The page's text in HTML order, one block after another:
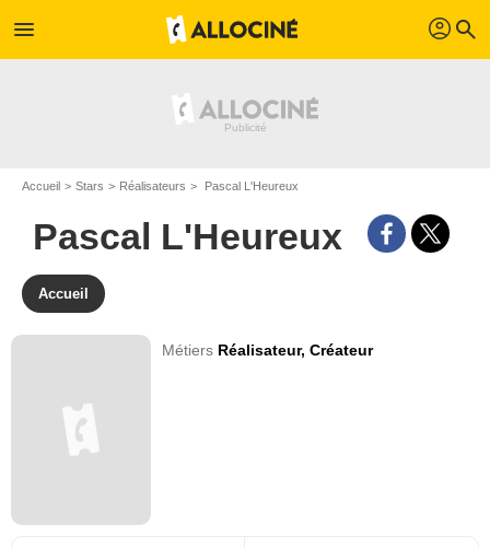
menu profil search
Accueil Stars Réalisateurs Pascal L'Heureux
Pascal L'Heureux
Accueil
Métiers Réalisateur,Créateur